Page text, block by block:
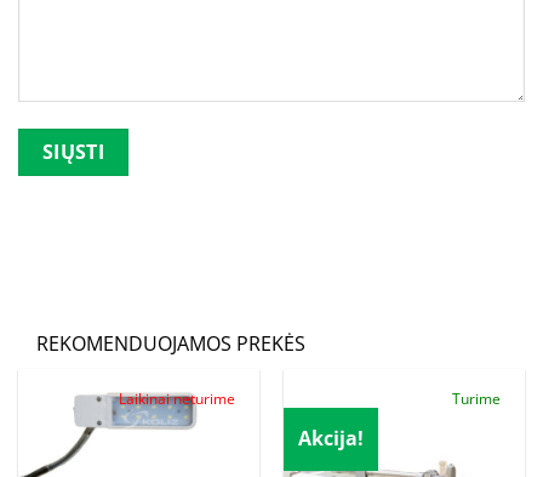
REKOMENDUOJAMOS PREKĖS
Laikinai neturime
Akcija!
Turime